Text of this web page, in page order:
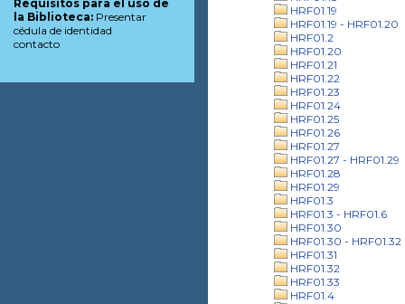
HRF01.19
HRF01.19 - HRF01.20
HRF01.2
HRF01.20
HRF01.21
HRF01.22
HRF01.23
HRF01.24
HRF01.25
HRF01.26
HRF01.27
HRF01.27 - HRF01.29
HRF01.28
HRF01.29
HRF01.3
HRF01.3 - HRF01.6
HRF01.30
HRF01.30 - HRF01.32
HRF01.31
HRF01.32
HRF01.33
HRF01.4
Requisitos para el uso de
la Biblioteca: Presentar
cédula de identidad
contacto